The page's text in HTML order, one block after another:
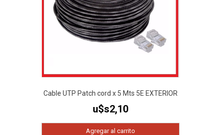
Cable UTP Patch cord x 5 Mts 5E EXTERIOR
u$s2,10
Agregar al carrito